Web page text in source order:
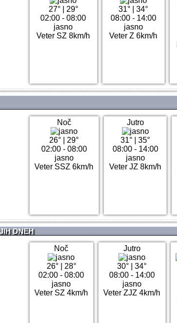
27°| 29°
02:00 - 08:00
jasno
Veter SZ 8km/h
31° |34°
08:00 - 14:00
jasno
Veter Z 6km/h
Noč
26°
29°
02:00 - 08:00
jasno
Veter SSZ 6km/h
Jutro
31° |35°
08:00 - 14:00
jasno
Veter JZ 8km/h
DNEH
Noč
26°| 28°
02:00 - 08:00
jasno
Veter SZ 4km/h
Jutro
30° |34°
08:00 - 14:00
jasno
Veter ZJZ 4km/h